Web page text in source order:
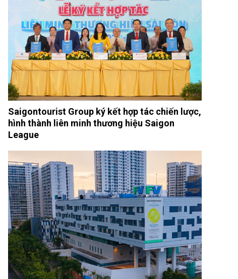
Saigontourist Group ký kết hợp tác chiến lược,
hình thành liên minh thương hiệu Saigon
League